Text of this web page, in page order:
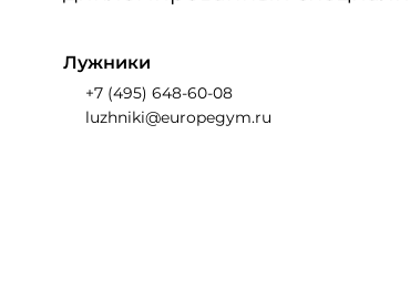
Лужники
+7 (495) 648-60-08
luzhniki@europegym.ru